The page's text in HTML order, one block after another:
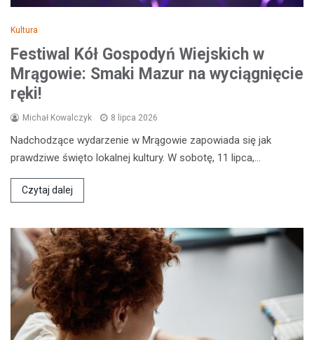
Kultura
Festiwal Kół Gospodyń Wiejskich w
Mrągowie: Smaki Mazur na wyciągnięcie
ręki!
Michał Kowalczyk 8 lipca 2026
Nadchodzące wydarzenie w Mrągowie zapowiada się jak
prawdziwe święto lokalnej kultury. W sobotę, 11 lipca,…
Czytaj dalej